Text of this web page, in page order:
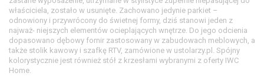
właściciela, zostało w usunięte. Zachowano jedynie parkiet –
odnowiony i przywrócony do świetnej formy, dziś stanowi jeden z
najważ- niejszych elementów ocieplających wnętrze. Do jego odcienia
dopasowano dębowy fornir zastosowany w zabudowach meblowych, a
także stolik kawowy i szafkę RTV, zamówione w ustolarzy.pl. Spójny
kolorystycznie jest również stół z krzesłami wybranymi z oferty IWC
Home.